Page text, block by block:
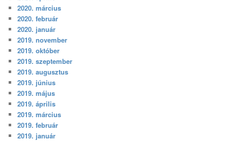
2020. március
2020. február
2020. január
2019. november
2019. október
2019. szeptember
2019. augusztus
2019. június
2019. május
2019. április
2019. március
2019. február
2019. január